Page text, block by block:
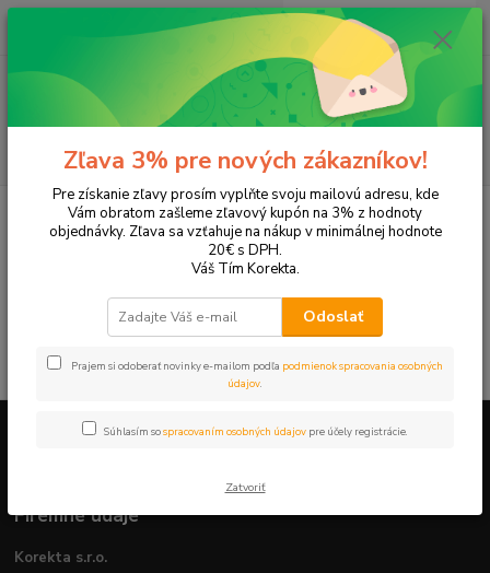
Hľadať
ks
za 0,00 EUR
Tonery a náplne do tlačiarní Canon L250
V tejto kategórii nebol nájdený žiadny tovar.
Firemné údaje
Korekta s.r.o.
Zľava 3% pre nových zákazníkov!
Pre získanie zľavy prosím vyplňte svoju mailovú adresu, kde
Vám obratom zašleme zľavový kupón na 3% z hodnoty
objednávky. Zľava sa vzťahuje na nákup v minimálnej hodnote
20€ s DPH.
Váš Tím Korekta.
Odoslať
Prajem si odoberať novinky e-mailom podľa podmienok spracovania osobných
údajov.
Súhlasím sospracovaním osobných údajov pre účely registrácie.
Zatvoriť